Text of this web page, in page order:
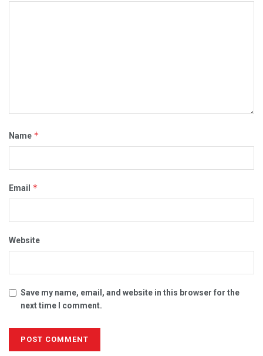
Name *
Email *
Website
Save my name, email, and website in this browser for the
next time I comment.